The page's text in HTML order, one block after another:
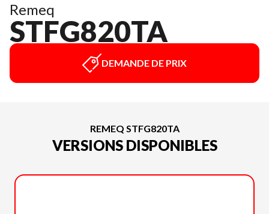
Remeq
STFG820TA
DEMANDE DE PRIX
REMEQ STFG820TA
VERSIONS DISPONIBLES